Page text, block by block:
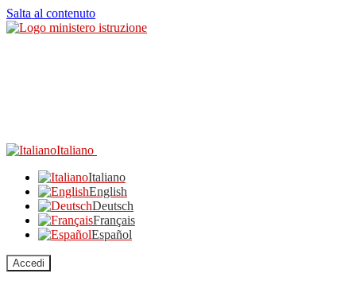
Salta al contenuto
Italiano
Italiano
English
Deutsch
Français
Español
Accedi